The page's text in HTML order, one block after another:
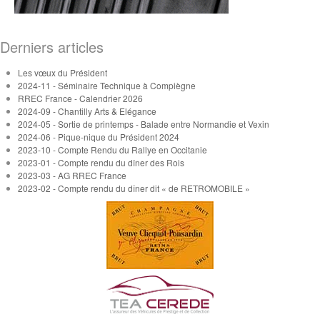
Derniers articles
Les vœux du Président
2024-11 - Séminaire Technique à Compiègne
RREC France - Calendrier 2026
2024-09 - Chantilly Arts & Elégance
2024-05 - Sortie de printemps - Balade entre Normandie et Vexin
2024-06 - Pique-nique du Président 2024
2023-10 - Compte Rendu du Rallye en Occitanie
2023-01 - Compte rendu du dîner des Rois
2023-03 - AG RREC France
2023-02 - Compte rendu du dîner dit « de RETROMOBILE »